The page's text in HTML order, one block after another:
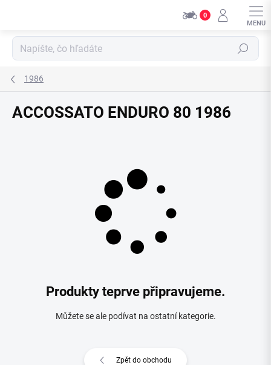
0
Hledat
1986
ACCOSSATO ENDURO 80 1986
Produkty teprve připravujeme.
Můžete se ale podívat na ostatní kategorie.
Zpět do obchodu